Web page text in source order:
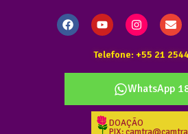
Telefone: +55 21
WhatsApp
DOAÇÃO